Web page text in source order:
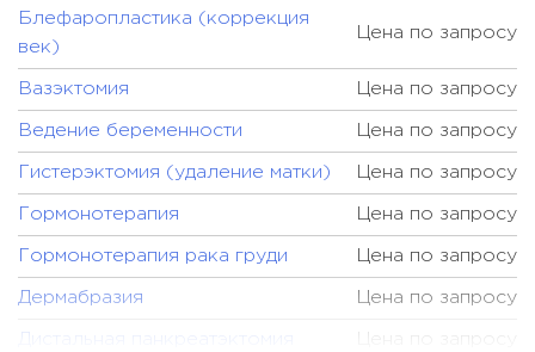
Гастроэнтерологическая
диагностика
1885 USD
Комплексная диагностика зрения 300 USD
Комплексная диагностика
щитовидной железы
447 USD
Консультация анестезиолога Цена по запросу
Консультация гастроэнтеролога Цена по запросу
Консультация гематолога Цена по запросу
Консультация гепатолога Цена по запросу
Блефаропластика (коррекция
век)
Цена по запросу
Вазэктомия Цена по запросу
Ведение беременности Цена по запросу
Гистерэктомия (удаление матки) Цена по запросу
Гормонотерапия Цена по запросу
Гормонотерапия рака груди Цена по запросу
Дермабразия Цена по запросу